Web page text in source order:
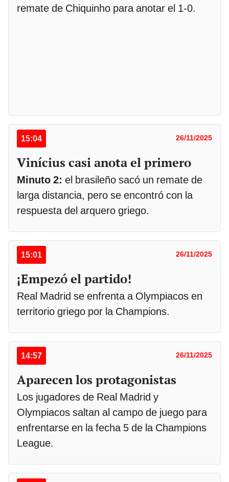
remate de Chiquinho para anotar el 1-0.
15:04 26/11/2025
Vinícius casi anota el primero
Minuto 2: el brasileño sacó un remate de
larga distancia, pero se encontró con la
respuesta del arquero griego.
15:01 26/11/2025
¡Empezó el partido!
Real Madrid se enfrenta a Olympiacos en
territorio griego por la Champions.
14:57 26/11/2025
Aparecen los protagonistas
Los jugadores de Real Madrid y
Olympiacos saltan al campo de juego para
enfrentarse en la fecha 5 de la Champions
League.